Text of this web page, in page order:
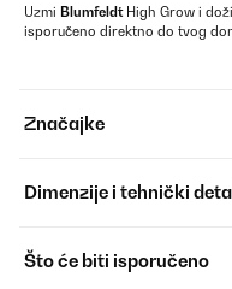
Uzmi BlumfeldtHigh Grow i
isporučeno direktno do tvog
Značajke
Dimenzije i tehnički
Što će biti isporučeno